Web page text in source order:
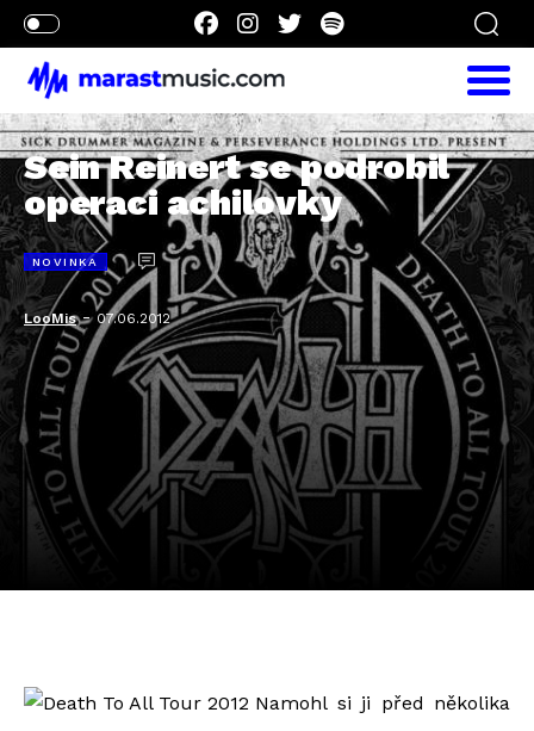
Sein Reinert se podrobil
operaci achilovky
NOVINKA
LooMis-07.06.2012
Namohl si ji před několika